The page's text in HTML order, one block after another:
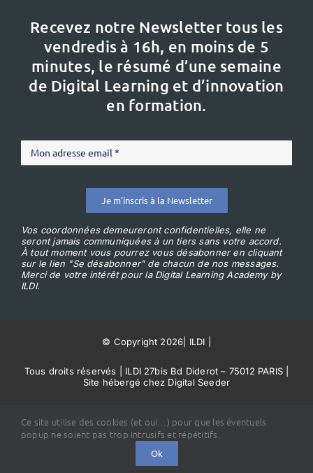
Recevez notre Newsletter tous les
vendredis à 16h, en moins de 5
minutes, le résumé d’une semaine
de Digital Learning et d’innovation
en formation.
Je m'inscris à la Newsletter
Vos coordonnées demeureront confidentielles, elle ne
seront jamais communiquées à un tiers sans votre accord.
À tout moment vous pourrez vous désabonner en cliquant
sur le lien "Se désabonner" de chacun de nos messages.
Merci de votre intérêt pour la Digital Learning Academy by
ILDI.
© Copyright 2026 ILDI
Tous droits réservés | ILDI 27bis Bd Diderot – 75012 PARIS |
Site hébergé chez Digital Seeder
Ce site utilise des cookies (et oui…) pour que les éventuels
popup ne soient pas trop intrusifs et répétitifs.
Ok